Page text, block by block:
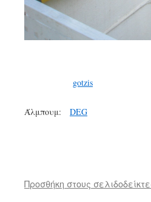
gotzis
Άλμπουμ: DEG
Προσθήκη στους